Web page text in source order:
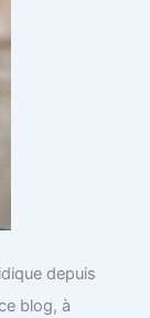
depuis
blog, à